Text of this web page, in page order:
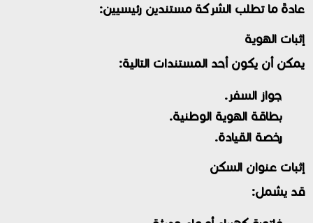
عادةً ما تطلب الشركة مستندين رئيسيين:
إثبات الهوية
يمكن أن يكون أحد المستندات التالية:
جواز السفر.
بطاقة الهوية الوطنية.
رخصة القيادة.
إثبات عنوان السكن
قد يشمل: